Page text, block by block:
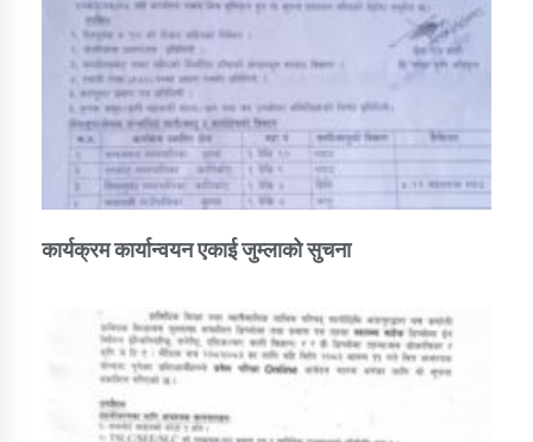
कार्यक्रम कार्यान्वयन एकाई जुम्लाको सुचना